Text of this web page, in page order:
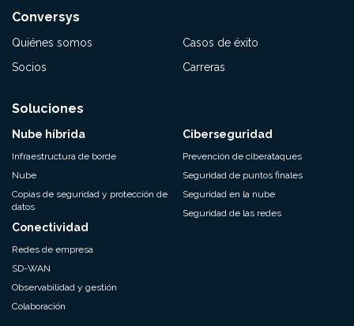
Conversys
Quiénes somos
Socios
Casos de éxito
Carreras
Soluciones
Nube híbrida
Infraestructura de borde
Nube
Copias de seguridad y protección de
datos
Conectividad
Redes de empresa
SD-WAN
Observabilidad y gestión
Colaboración
Ciberseguridad
Prevención de ciberataques
Seguridad de puntos finales
Seguridad en la nube
Seguridad de las redes